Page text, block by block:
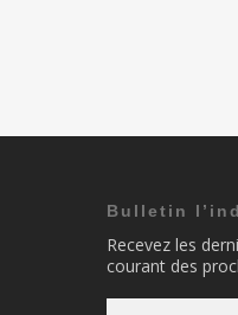
Bulletin
Recevez les
courant des